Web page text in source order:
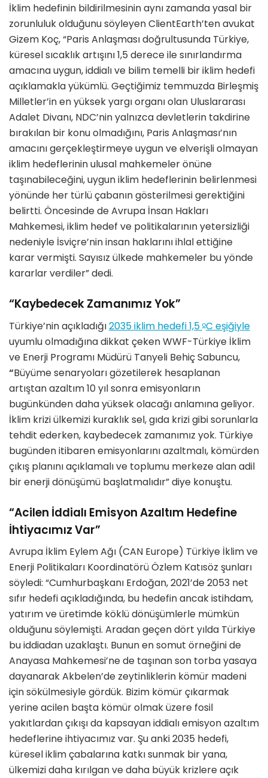
İklim hedefinin bildirilmesinin aynı zamanda yasal bir
zorunluluk olduğunu söyleyen ClientEarth’ten avukat
Gizem Koç, “Paris Anlaşması doğrultusunda Türkiye,
küresel sıcaklık artışını 1,5 derece ile sınırlandırma
amacına uygun, iddialı ve bilim temelli bir iklim hedefi
açıklamakla yükümlü. Geçtiğimiz temmuzda Birleşmiş
Milletler’in en yüksek yargı organı olan Uluslararası
Adalet Divanı, NDC’nin yalnızca devletlerin takdirine
bırakılan bir konu olmadığını, Paris Anlaşması’nın
amacını gerçekleştirmeye uygun ve elverişli olmayan
iklim hedeflerinin ulusal mahkemeler önüne
taşınabileceğini, uygun iklim hedeflerinin belirlenmesi
yönünde her türlü çabanın gösterilmesi gerektiğini
belirtti. Öncesinde de Avrupa İnsan Hakları
Mahkemesi, iklim hedef ve politikalarının yetersizliği
nedeniyle İsviçre’nin insan haklarını ihlal ettiğine
karar vermişti. Sayısız ülkede mahkemeler bu yönde
kararlar verdiler” dedi.
“Kaybedecek Zamanımız Yok”
Türkiye’nin açıkladığı2035 iklim hedefi 1,5 oC eşiğiyle
uyumlu olmadığına dikkat çeken WWF-Türkiye İklim
ve Enerji Programı Müdürü Tanyeli Behiç Sabuncu,
“Büyüme senaryoları gözetilerek hesaplanan
artıştan azaltım 10 yıl sonra emisyonların
bugünkünden daha yüksek olacağı anlamına geliyor.
İklim krizi ülkemizi kuraklık sel, gıda krizi gibi sorunlarla
tehdit ederken, kaybedecek zamanımız yok. Türkiye
bugünden itibaren emisyonlarını azaltmalı, kömürden
çıkış planını açıklamalı ve toplumu merkeze alan adil
bir enerji dönüşümü başlatmalıdır” diye konuştu.
“Acilen İddialı Emisyon Azaltım Hedefine
İhtiyacımız Var”
Avrupa İklim Eylem Ağı (CAN Europe) Türkiye İklim ve
Enerji Politikaları Koordinatörü Özlem Katısöz şunları
söyledi: “Cumhurbaşkanı Erdoğan, 2021’de 2053 net
sıfır hedefi açıkladığında, bu hedefin ancak istihdam,
yatırım ve üretimde köklü dönüşümlerle mümkün
olduğunu söylemişti. Aradan geçen dört yılda Türkiye
bu iddiadan uzaklaştı. Bunun en somut örneğini de
Anayasa Mahkemesi’ne de taşınan son torba yasaya
dayanarak Akbelen’de zeytinliklerin kömür madeni
için sökülmesiyle gördük. Bizim kömür çıkarmak
yerine acilen başta kömür olmak üzere fosil
yakıtlardan çıkışı da kapsayan iddialı emisyon azaltım
hedeflerine ihtiyacımız var. Şu anki 2035 hedefi,
küresel iklim çabalarına katkı sunmak bir yana,
ülkemizi daha kırılgan ve daha büyük krizlere açık